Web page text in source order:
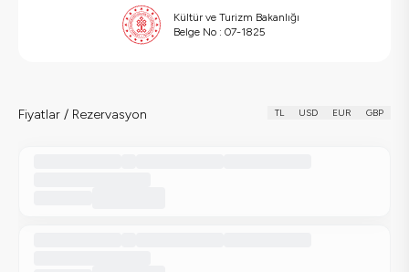
Kültür ve Turizm Bakanlığı
Belge No : 07-1825
Fiyatlar / Rezervasyon TL USD EUR GBP